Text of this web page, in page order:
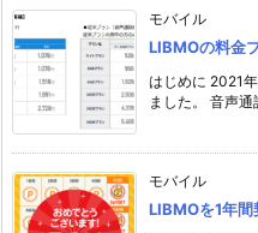
モバイル
LIBMOの料金
はじめに 2021
ました。 音声通
モバイル
LIBMOを1年